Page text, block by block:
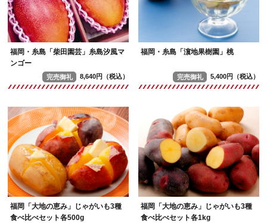
福岡・糸島「柴田園芸」糸島汐風マ
ンゴー
完売御礼 8,640円（税込）
福岡・糸島「濵地果樹園」桃
完売御礼 5,400円（税込）
福岡「大地の恵み」じゃがいも3種
食べ比べセット各500g
福岡「大地の恵み」じゃがいも3種
食べ比べセット各1kg